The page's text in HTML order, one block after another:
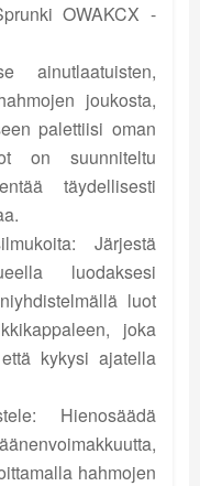
OWAKCX -
ainutlaatuisten,
joukosta,
palettiisi oman
on suunniteltu
täydellisesti
Järjestä
luodaksesi
luot
joka
kykysi ajatella
Hienosäädä
hahmojen